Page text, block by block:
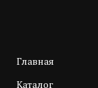
Главная
Каталог